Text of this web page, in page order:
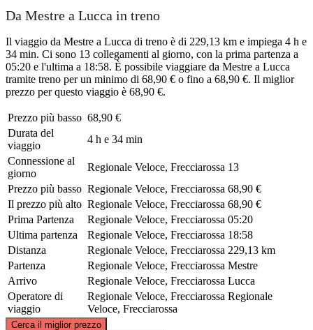
Da Mestre a Lucca in treno
Il viaggio da Mestre a Lucca di treno è di 229,13 km e impiega 4 h e
34 min. Ci sono 13 collegamenti al giorno, con la prima partenza a
05:20 e l'ultima a 18:58. È possibile viaggiare da Mestre a Lucca
tramite treno per un minimo di 68,90 € o fino a 68,90 €. Il miglior
prezzo per questo viaggio è 68,90 €.
Prezzo più basso 68,90 €
Durata del
viaggio
4 h e 34 min
Connessione al
giorno
Regionale Veloce, Frecciarossa 13
Prezzo più basso Regionale Veloce, Frecciarossa 68,90 €
Il prezzo più alto Regionale Veloce, Frecciarossa 68,90 €
Prima Partenza
Regionale Veloce, Frecciarossa 05:20
Ultima partenza
Regionale Veloce, Frecciarossa 18:58
Distanza
Regionale Veloce, Frecciarossa 229,13 km
Partenza
Regionale Veloce, Frecciarossa Mestre
Arrivo
Regionale Veloce, Frecciarossa Lucca
Operatore di
viaggio
Regionale Veloce, Frecciarossa Regionale
Veloce, Frecciarossa
Cerca il miglior prezzo
©CARTO